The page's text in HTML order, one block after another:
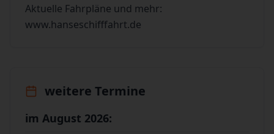
Aktuelle Fahrpläne und mehr:
www.hanseschifffahrt.de
weitere Termine
im August 2026: